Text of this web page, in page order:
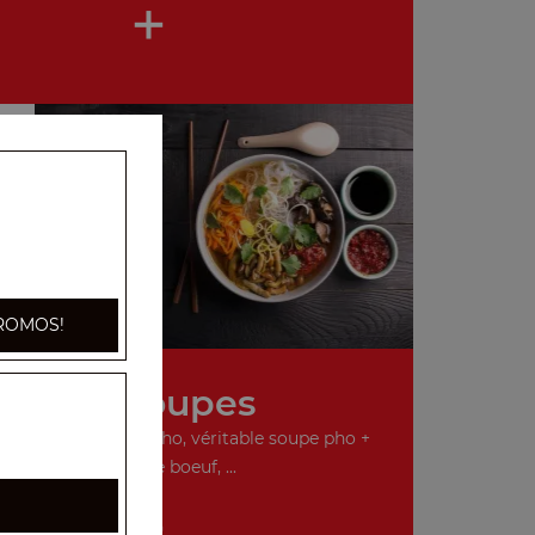
+
Nos Soupes
véritable soupe pho, véritable soupe pho +
boulettes de boeuf, ...